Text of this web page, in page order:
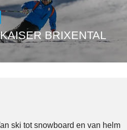
BRIXENTAL
ski tot snowboard en van helm